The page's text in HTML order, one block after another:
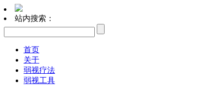
站内搜索：
首页
关于
弱视疗法
弱视工具